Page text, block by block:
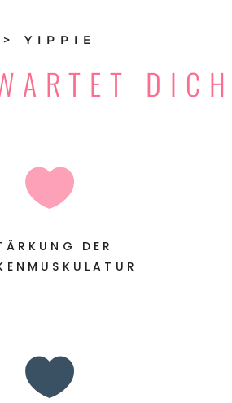
> YIPPIE
DICH

DER
